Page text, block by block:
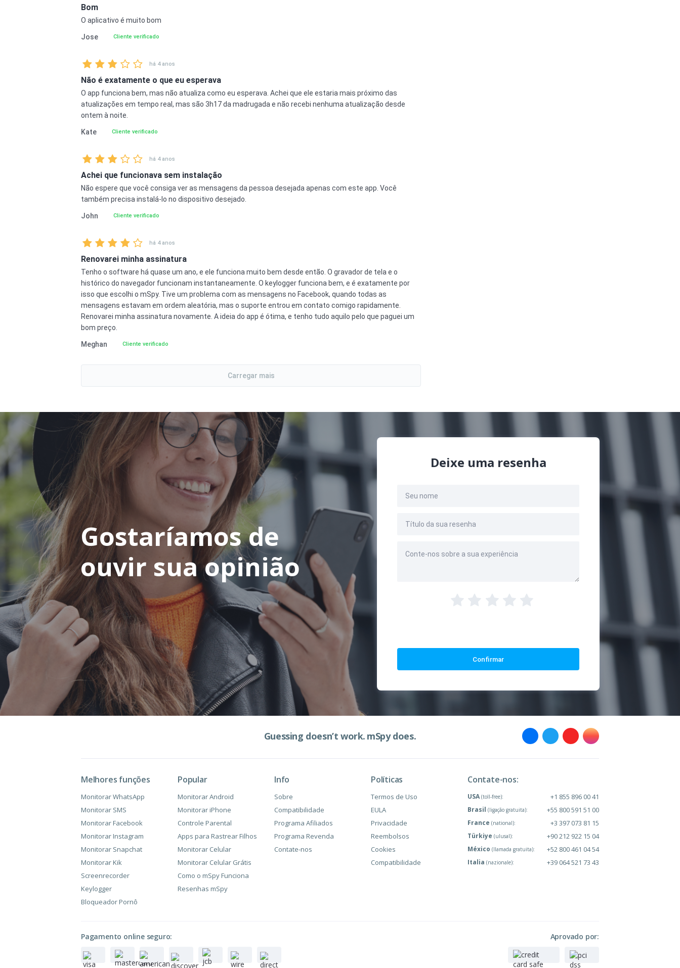
Bom
O aplicativo é muito bom
Jose Cliente verificado
há 4 anos
Não é exatamente o que eu esperava
O app funciona bem, mas não atualiza como eu esperava. Achei que ele estaria mais próximo das
atualizações em tempo real, mas são 3h17 da madrugada e não recebi nenhuma atualização desde
ontem à noite.
Kate Cliente verificado
há 4 anos
Achei que funcionava sem instalação
Não espere que você consiga ver as mensagens da pessoa desejada apenas com este app. Você
também precisa instalá-lo no dispositivo desejado.
John Cliente verificado
há 4 anos
Renovarei minha assinatura
Tenho o software há quase um ano, e ele funciona muito bem desde então. O gravador de tela e o
histórico do navegador funcionam instantaneamente. O keylogger funciona bem, e é exatamente por
isso que escolhi o mSpy. Tive um problema com as mensagens no Facebook, quando todas as
mensagens estavam em ordem aleatória, mas o suporte entrou em contato comigo rapidamente.
Renovarei minha assinatura novamente. A ideia do app é ótima, e tenho tudo aquilo pelo que paguei um
bom preço.
Meghan Cliente verificado
Carregar mais
Gostaríamos de
ouvir sua opinião
Deixe uma resenha
Confirmar
Guessing doesn’t work. mSpy does.
Melhores funções
Monitorar WhatsApp
Monitorar SMS
Monitorar Facebook
Monitorar Instagram
Monitorar Snapchat
Monitorar Kik
Screenrecorder
Keylogger
Bloqueador Pornô
Popular
Monitorar Android
Monitorar iPhone
Controle Parental
Apps para Rastrear Filhos
Monitorar Celular
Monitorar Celular Grátis
Como o mSpy Funciona
Resenhas mSpy
Info
Sobre
Compatibilidade
Programa Afiliados
Programa Revenda
Contate-nos
Políticas
Termos de Uso
EULA
Privacidade
Reembolsos
Cookies
Compatibilidade
Contate-nos:
USA (toll-free): +1 855 896 00 41
Brasil (ligação gratuita): +55 800 591 51 00
France (national): +3 397 073 81 15
Türkiye (ulusal): +90 212 922 15 04
México (llamada gratuita): +52 800 461 04 54
Italia (nazionale): +39 064 521 73 43
Pagamento online seguro: Aprovado por: